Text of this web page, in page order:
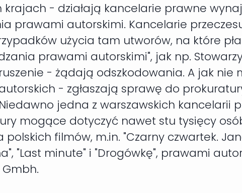
- działają kancelarie prawne
prawami autorskimi. Kancelarie
użycia tam utworów, na które
prawami autorskimi", jak np.
- żądają odszkodowania. A jak nie
- zgłaszają sprawę do
jedna z warszawskich kancelarii
mogące dotyczyć nawet stu tysięcy
filmów, m.in. "Czarny czwartek.
"Last minute" i "Drogówkę", prawami